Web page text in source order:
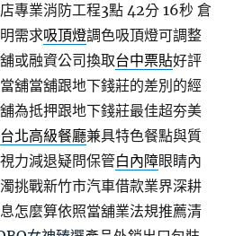
專業消防工程3點 42分 16秒 倉
需求吸頂燈調色吸頂燈可調整
或融資公司換取台中票貼好評
舖當舖跟地下錢莊的差別的經
為抵押跟地下錢莊最佳超夯美
台北高級餐廳兼具特色餐點與質
力減退疑問保管白內障眼睛內
挑戰新竹市汽車借款業界深耕
怎麼算依照當舖業法規推薦清